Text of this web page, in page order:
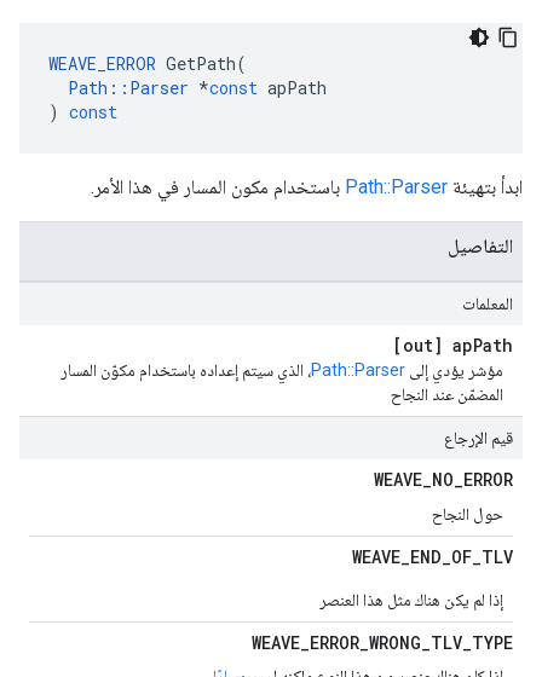
WEAVE_ERROR GetPath(
Path :: Parser *const apPath
) const
ابدأ بتهيئة Path::Parser باستخدام مكون المسار في هذا الأمر.
التفاصيل
المعلمات
[out] apPath
مؤشر يؤدي إلى Path::Parser، الذي سيتم إعداده باستخدام مكوّن المسار
المضمّن عند النجاح
قيم الإرجاع
WEAVE_NO_ERROR
حول النجاح
WEAVE_END_OF_TLV
إذا لم يكن هناك مثل هذا العنصر
WEAVE_ERROR_WRONG_TLV_TYPE